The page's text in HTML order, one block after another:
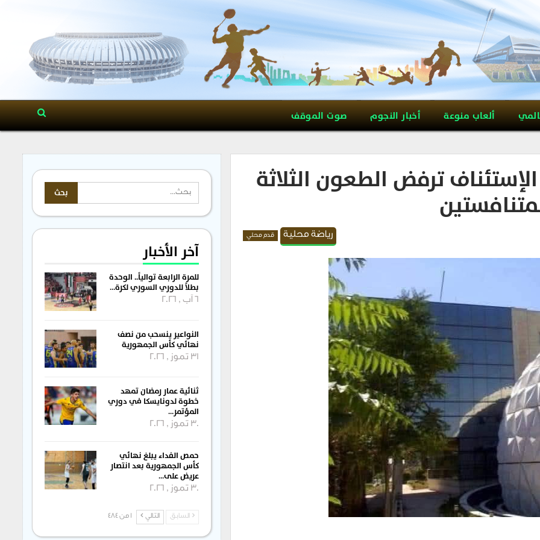
ألعاب منوعة أخبار النجوم صوت الموقف
الإستئناف ترفض الطعون الثلاثة
رياضة محلية قدم محلي
آخر الأخبار
للمرة الرابعة توالياً.. الوحدة
بطلاً للدوري السوري لكرة…
6 آب , 2026
النواعير ينسحب من نصف
نهائي كأس الجمهورية
31 تموز , 2026
ثنائية عمار رمضان تمهد
خطوة لدونايسكا في دوري
المؤتمر…
30 تموز , 2026
حمص الفداء يبلغ نهائي
كأس الجمهورية بعد انتصار
عريض على…
30 تموز , 2026
السابق التالي 1 من 484